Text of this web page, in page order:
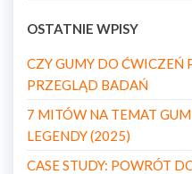
OSTATNIE WPISY
CZY GUMY DO ĆWICZEŃ
PRZEGLĄD BADAŃ
7 MITÓW NA TEMAT
LEGENDY (2025)
CASE STUDY: POWRÓT